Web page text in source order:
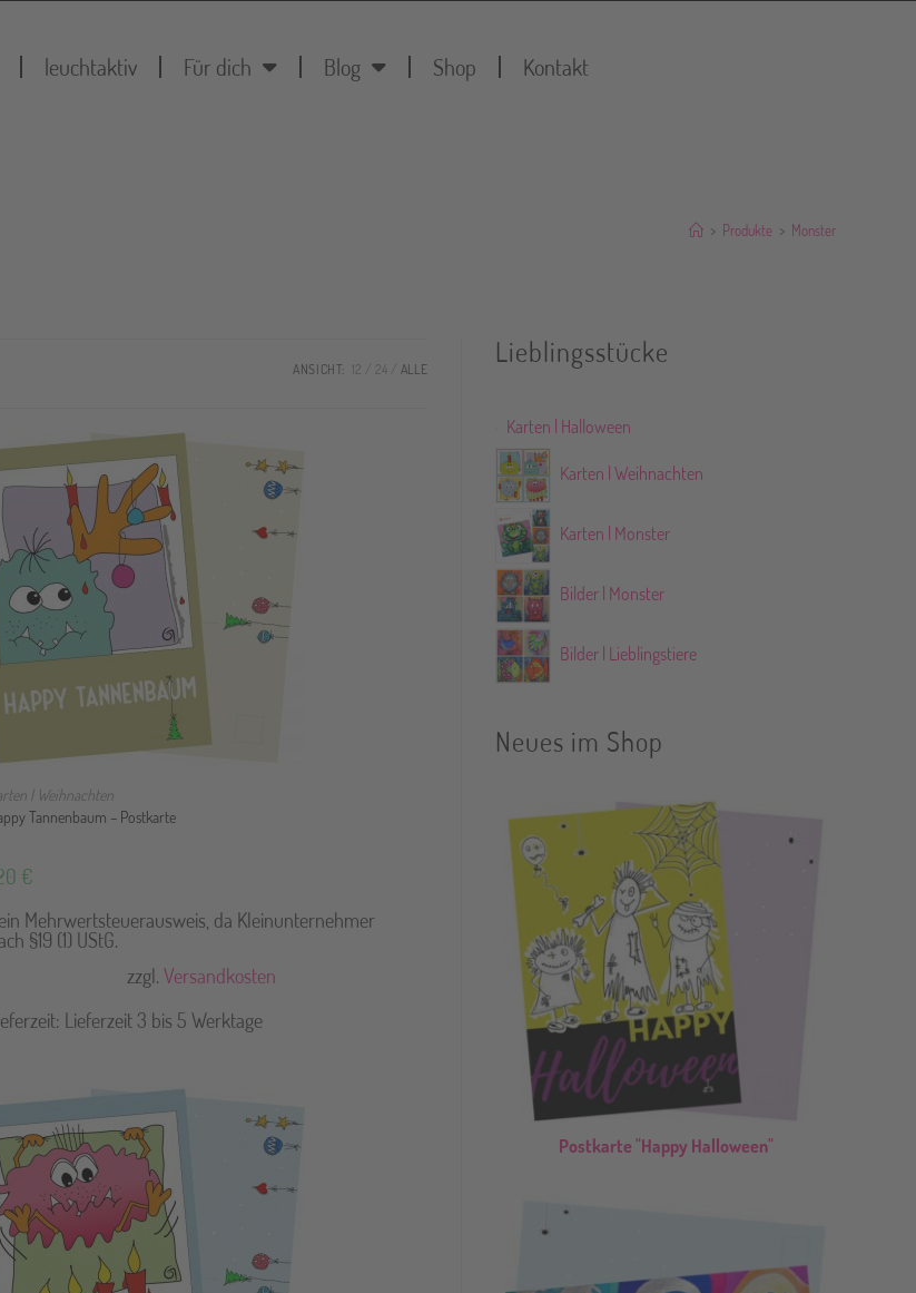
leuchtaktiv Für dich Blog Shop Kontakt
> Produkte > Monster
ANSICHT: 12 24 ALLE
| Weihnachten
Tannenbaum – Postkarte
€
Mehrwertsteuerausweis, da Kleinunternehmer
§19 (1) UStG.
zzgl. Versandkosten
Lieferzeit 3 bis 5 Werktage
Lieblingsstücke
Karten | Halloween
Karten | Weihnachten
Karten | Monster
Bilder | Monster
Bilder | Lieblingstiere
Neues im Shop
Postkarte "Happy Halloween"